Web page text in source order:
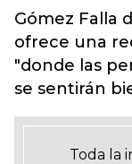
Gómez Falla
ofrece una
"donde las
se sentirán
Toda la